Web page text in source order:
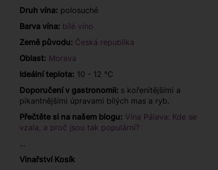
Druh vína: polosuché
Barva vína: bílé víno
Země původu: Česká republika
Oblast: Morava
Ideální teplota: 10 - 12 °C
Doporučení v gastronomii: s kořenitějšími a
pikantnějšími úpravami bílých mas a ryb.
Přečtěte si na našem blogu: Vína Pálava: Kde se
vzala, a proč jsou tak populární?
...
Vinařství Kosík